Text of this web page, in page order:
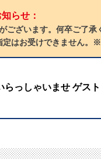
らせ：
ございます。何卒ご了承
はお受けできません。※
らっしゃいませ ゲス